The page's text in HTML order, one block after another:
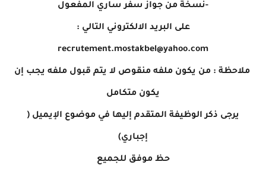
-نسخة من جواز سفر ساري المفعول
على البريد الالكتروني التالي :
recrutement.mostakbel@yahoo.com
ملاحظة : من يكون ملفه منقوص لا يتم قبول ملفه يجب إن
يكون متكامل
يرجى ذكر الوظيفة المتقدم إليها في موضوع الإيميل (
إجباري)
حظ موفق للجميع